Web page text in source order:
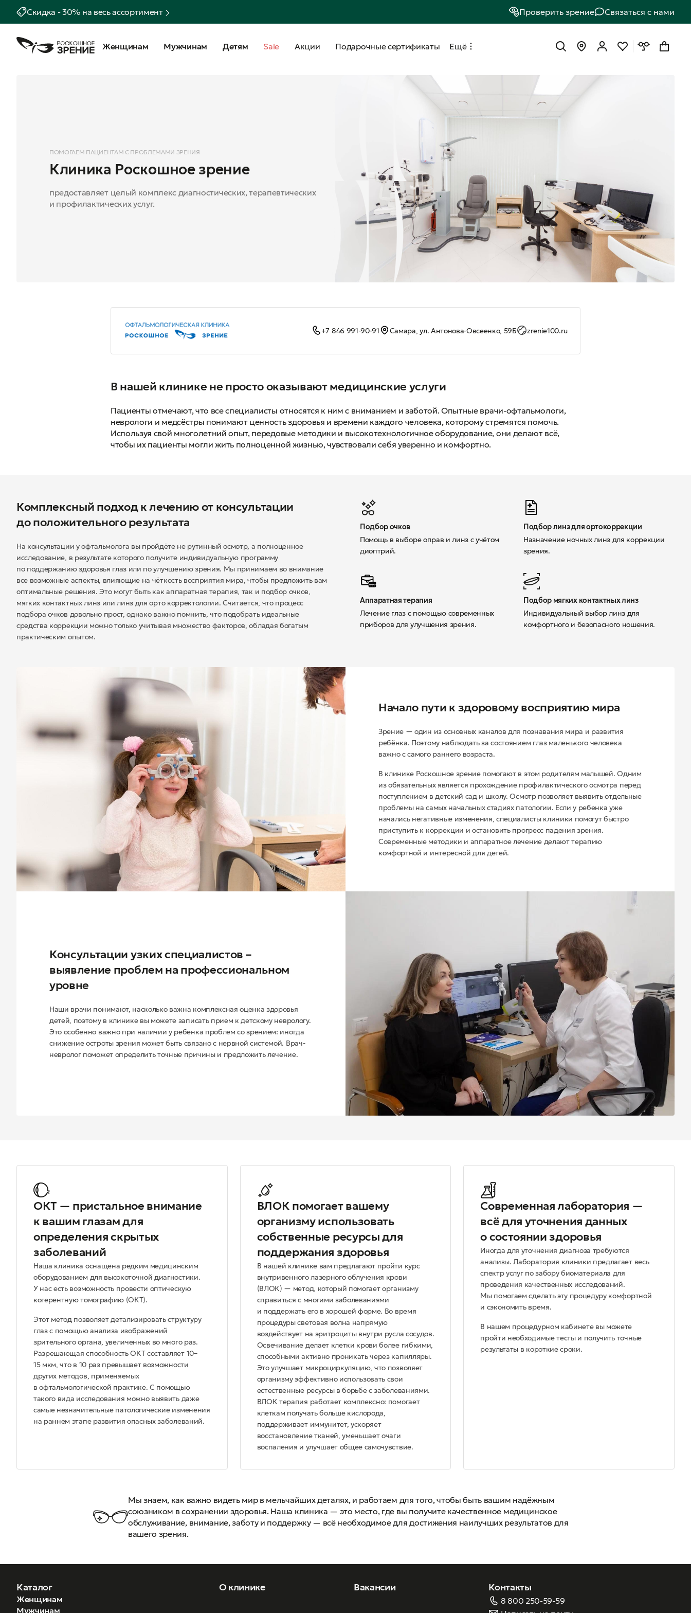
Скидка - 30% на весь ассортимент Проверить зрение Связаться с нами
Женщинам Мужчинам Детям Sale Акции Подарочные сертификаты Ещё
ПОМОГАЕМ ПАЦИЕНТАМ С ПРОБЛЕМАМИ ЗРЕНИЯ
Клиника Роскошное зрение
предоставляет целый комплекс диагностических, терапевтических
и профилактических услуг.
+7 846 991-90-91 Самара, ул. Антонова-Овсеенко, 59Б zrenie100.ru
В нашей клинике не просто оказывают медицинские услуги
Пациенты отмечают, что все специалисты относятся к ним с вниманием и заботой. Опытные врачи-офтальмологи,
неврологи и медсёстры понимают ценность здоровья и времени каждого человека, которому стремятся помочь.
Используя свой многолетний опыт, передовые методики и высокотехнологичное оборудование, они делают всё,
чтобы их пациенты могли жить полноценной жизнью, чувствовали себя уверенно и комфортно.
Комплексный подход к лечению от консультации
до положительного результата
На консультации у офтальмолога вы пройдёте не рутинный осмотр, а полноценное
исследование, в результате которого получите индивидуальную программу
по поддержанию здоровья глаз или по улучшению зрения. Мы принимаем во внимание
все возможные аспекты, влияющие на чёткость восприятия мира, чтобы предложить вам
оптимальные решения. Это могут быть как аппаратная терапия, так и подбор очков,
мягких контактных линз или линз для орто корректологии. Считается, что процесс
подбора очков довольно прост, однако важно помнить, что подобрать идеальные
средства коррекции можно только учитывая множество факторов, обладая богатым
практическим опытом.
Подбор очков
Помощь в выборе оправ и линз с учётом
диоптрий.
Подбор линз для ортокоррекции
Назначение ночных линз для коррекции
зрения.
Аппаратная терапия
Лечение глаз с помощью современных
приборов для улучшения зрения.
Подбор мягких контактных линз
Индивидуальный выбор линз для
комфортного и безопасного ношения.
Начало пути к здоровому восприятию мира
Зрение — один из основных каналов для познавания мира и развития
ребёнка. Поэтому наблюдать за состоянием глаз маленького человека
важно с самого раннего возраста.
В клинике Роскошное зрение помогают в этом родителям малышей. Одним
из обязательных является прохождение профилактического осмотра перед
поступлением в детский сад и школу. Осмотр позволяет выявить отдельные
проблемы на самых начальных стадиях патологии. Если у ребенка уже
начались негативные изменения, специалисты клиники помогут быстро
приступить к коррекции и остановить прогресс падения зрения.
Современные методики и аппаратное лечение делают терапию
комфортной и интересной для детей.
Консультации узких специалистов –
выявление проблем на профессиональном
уровне
Наши врачи понимают, насколько важна комплексная оценка здоровья
детей, поэтому в клинике вы можете записать прием к детскому неврологу.
Это особенно важно при наличии у ребенка проблем со зрением: иногда
снижение остроты зрения может быть связано с нервной системой. Врач-
невролог поможет определить точные причины и предложить лечение.
ОКТ — пристальное внимание
к вашим глазам для
определения скрытых
заболеваний
Наша клиника оснащена редким медицинским
оборудованием для высокоточной диагностики.
У нас есть возможность провести оптическую
когерентную томографию (ОКТ).
Этот метод позволяет детализировать структуру
глаз с помощью анализа изображений
зрительного органа, увеличенных во много раз.
Разрешающая способность ОКТ составляет 10–
15 мкм, что в 10 раз превышает возможности
других методов, применяемых
в офтальмологической практике. С помощью
такого вида исследования можно выявить даже
самые незначительные патологические изменения
на раннем этапе развития опасных заболеваний.
ВЛОК помогает вашему
организму использовать
собственные ресурсы для
поддержания здоровья
В нашей клинике вам предлагают пройти курс
внутривенного лазерного облучения крови
(ВЛОК) — метод, который помогает организму
справиться с многими заболеваниями
и поддержать его в хорошей форме. Во время
процедуры световая волна напрямую
воздействует на эритроциты внутри русла сосудов.
Освечивание делает клетки крови более гибкими,
способными активно проникать через капилляры.
Это улучшает микроциркуляцию, что позволяет
организму эффективно использовать свои
естественные ресурсы в борьбе с заболеваниями.
ВЛОК терапия работает комплексно: помогает
клеткам получать больше кислорода,
поддерживает иммунитет, ускоряет
восстановление тканей, уменьшает очаги
воспаления и улучшает общее самочувствие.
Современная лаборатория —
всё для уточнения данных
о состоянии здоровья
Иногда для уточнения диагноза требуются
анализы. Лаборатория клиники предлагает весь
спектр услуг по забору биоматериала для
проведения качественных исследований.
Мы помогаем сделать эту процедуру комфортной
и сэкономить время.
В нашем процедурном кабинете вы можете
пройти необходимые тесты и получить точные
результаты в короткие сроки.
Мы знаем, как важно видеть мир в мельчайших деталях, и работаем для того, чтобы быть вашим надёжным
союзником в сохранении здоровья. Наша клиника — это место, где вы получите качественное медицинское
обслуживание, внимание, заботу и поддержку — всё необходимое для достижения наилучших результатов для
вашего зрения.
Каталог
Женщинам
Мужчинам
О клинике Вакансии Контакты
8 800 250-59-59